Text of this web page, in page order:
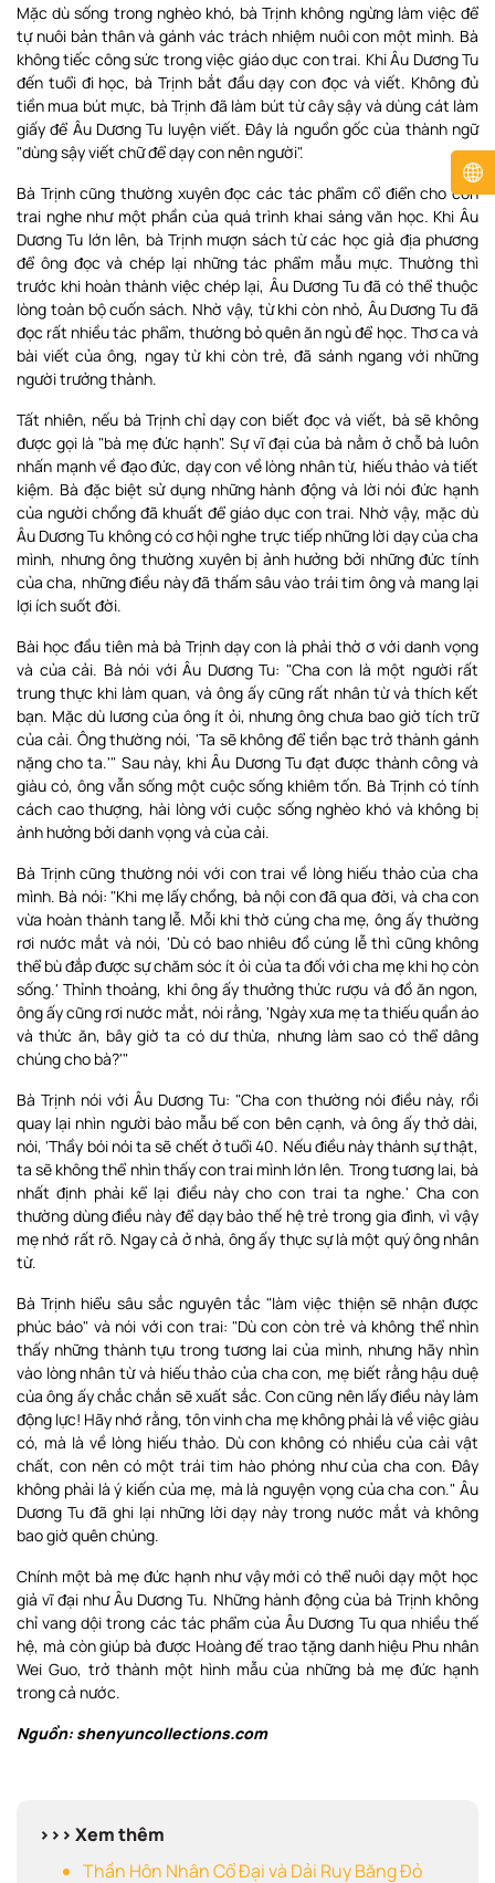
Mặc dù sống trong nghèo khó, bà Trịnh không ngừng làm việc để
tự nuôi bản thân và gánh vác trách nhiệm nuôi con một mình. Bà
không tiếc công sức trong việc giáo dục con trai. Khi Âu Dương Tu
đến tuổi đi học, bà Trịnh bắt đầu dạy con đọc và viết. Không đủ
tiền mua bút mực, bà Trịnh đã làm bút từ cây sậy và dùng cát làm
giấy để Âu Dương Tu luyện viết. Đây là nguồn gốc của thành ngữ
"dùng sậy viết chữ để dạy con nên người".
Bà Trịnh cũng thường xuyên đọc các tác phẩm cổ điển cho con
trai nghe như một phần của quá trình khai sáng văn học. Khi Âu
Dương Tu lớn lên, bà Trịnh mượn sách từ các học giả địa phương
để ông đọc và chép lại những tác phẩm mẫu mực. Thường thì
trước khi hoàn thành việc chép lại, Âu Dương Tu đã có thể thuộc
lòng toàn bộ cuốn sách. Nhờ vậy, từ khi còn nhỏ, Âu Dương Tu đã
đọc rất nhiều tác phẩm, thường bỏ quên ăn ngủ để học. Thơ ca và
bài viết của ông, ngay từ khi còn trẻ, đã sánh ngang với những
người trưởng thành.
Tất nhiên, nếu bà Trịnh chỉ dạy con biết đọc và viết, bà sẽ không
được gọi là "bà mẹ đức hạnh". Sự vĩ đại của bà nằm ở chỗ bà luôn
nhấn mạnh về đạo đức, dạy con về lòng nhân từ, hiếu thảo và tiết
kiệm. Bà đặc biệt sử dụng những hành động và lời nói đức hạnh
của người chồng đã khuất để giáo dục con trai. Nhờ vậy, mặc dù
Âu Dương Tu không có cơ hội nghe trực tiếp những lời dạy của cha
mình, nhưng ông thường xuyên bị ảnh hưởng bởi những đức tính
của cha, những điều này đã thấm sâu vào trái tim ông và mang lại
lợi ích suốt đời.
Bài học đầu tiên mà bà Trịnh dạy con là phải thờ ơ với danh vọng
và của cải. Bà nói với Âu Dương Tu: "Cha con là một người rất
trung thực khi làm quan, và ông ấy cũng rất nhân từ và thích kết
bạn. Mặc dù lương của ông ít ỏi, nhưng ông chưa bao giờ tích trữ
của cải. Ông thường nói, 'Ta sẽ không để tiền bạc trở thành gánh
nặng cho ta.'" Sau này, khi Âu Dương Tu đạt được thành công và
giàu có, ông vẫn sống một cuộc sống khiêm tốn. Bà Trịnh có tính
cách cao thượng, hài lòng với cuộc sống nghèo khó và không bị
ảnh hưởng bởi danh vọng và của cải.
Bà Trịnh cũng thường nói với con trai về lòng hiếu thảo của cha
mình. Bà nói: "Khi mẹ lấy chồng, bà nội con đã qua đời, và cha con
vừa hoàn thành tang lễ. Mỗi khi thờ cúng cha mẹ, ông ấy thường
rơi nước mắt và nói, 'Dù có bao nhiêu đồ cúng lễ thì cũng không
thể bù đắp được sự chăm sóc ít ỏi của ta đối với cha mẹ khi họ còn
sống.' Thỉnh thoảng, khi ông ấy thưởng thức rượu và đồ ăn ngon,
ông ấy cũng rơi nước mắt, nói rằng, 'Ngày xưa mẹ ta thiếu quần áo
và thức ăn, bây giờ ta có dư thừa, nhưng làm sao có thể dâng
chúng cho bà?'"
Bà Trịnh nói với Âu Dương Tu: "Cha con thường nói điều này, rồi
quay lại nhìn người bảo mẫu bế con bên cạnh, và ông ấy thở dài,
nói, 'Thầy bói nói ta sẽ chết ở tuổi 40. Nếu điều này thành sự thật,
ta sẽ không thể nhìn thấy con trai mình lớn lên. Trong tương lai, bà
nhất định phải kể lại điều này cho con trai ta nghe.' Cha con
thường dùng điều này để dạy bảo thế hệ trẻ trong gia đình, vì vậy
mẹ nhớ rất rõ. Ngay cả ở nhà, ông ấy thực sự là một quý ông nhân
từ.
Bà Trịnh hiểu sâu sắc nguyên tắc "làm việc thiện sẽ nhận được
phúc báo" và nói với con trai: "Dù con còn trẻ và không thể nhìn
thấy những thành tựu trong tương lai của mình, nhưng hãy nhìn
vào lòng nhân từ và hiếu thảo của cha con, mẹ biết rằng hậu duệ
của ông ấy chắc chắn sẽ xuất sắc. Con cũng nên lấy điều này làm
động lực! Hãy nhớ rằng, tôn vinh cha mẹ không phải là về việc giàu
có, mà là về lòng hiếu thảo. Dù con không có nhiều của cải vật
chất, con nên có một trái tim hào phóng như của cha con. Đây
không phải là ý kiến của mẹ, mà là nguyện vọng của cha con." Âu
Dương Tu đã ghi lại những lời dạy này trong nước mắt và không
bao giờ quên chúng.
Chính một bà mẹ đức hạnh như vậy mới có thể nuôi dạy một học
giả vĩ đại như Âu Dương Tu. Những hành động của bà Trịnh không
chỉ vang dội trong các tác phẩm của Âu Dương Tu qua nhiều thế
hệ, mà còn giúp bà được Hoàng đế trao tặng danh hiệu Phu nhân
Wei Guo, trở thành một hình mẫu của những bà mẹ đức hạnh
trong cả nước.
Nguồn: shenyuncollections.com
>>> Xem thêm
Thần Hôn Nhân Cổ Đại và Dải Ruy Băng Đỏ